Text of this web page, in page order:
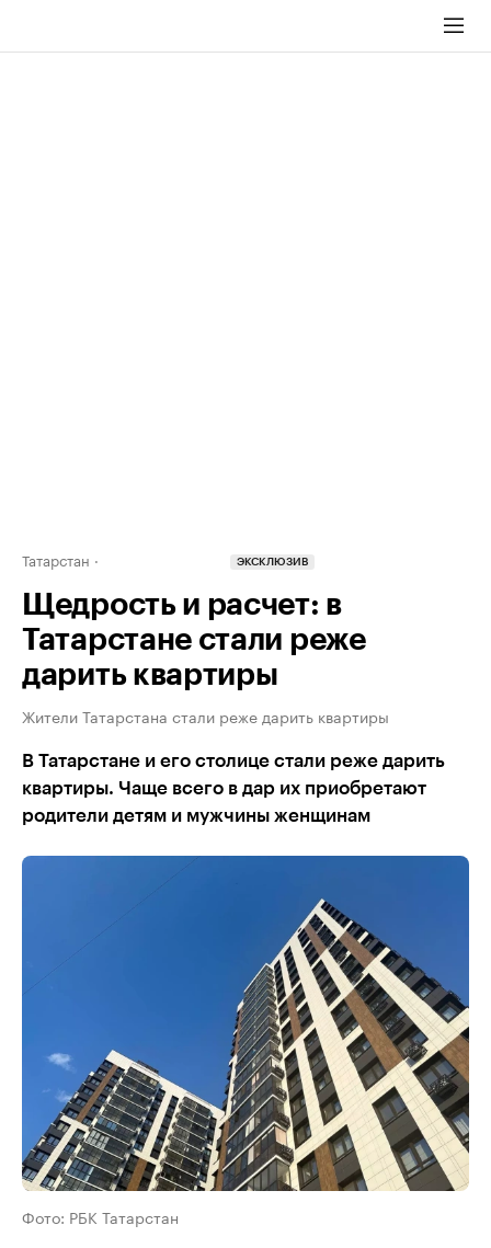
Татарстан ЭКСКЛЮЗИВ
Щедрость и расчет: в
Татарстане стали реже
дарить квартиры
Жители Татарстана стали реже дарить квартиры
В Татарстане и его столице стали реже дарить
квартиры. Чаще всего в дар их приобретают
родители детям и мужчины женщинам
Фото: РБК Татарстан